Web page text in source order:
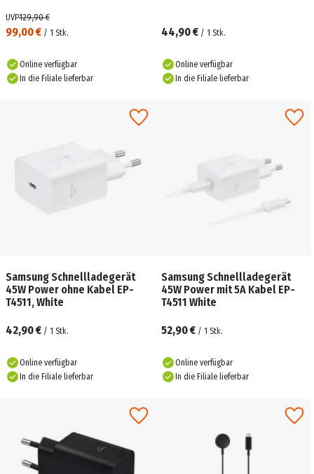
99,00 € / 1 Stk.
UVP129,90 €
Online verfügbar
In die Filiale lieferbar
44,90 € / 1 Stk.
Online verfügbar
In die Filiale lieferbar
Samsung Schnellladegerät
45W Power ohne Kabel EP-
T4511, White
42,90 € / 1 Stk.
Online verfügbar
In die Filiale lieferbar
Samsung Schnellladegerät
45W Power mit 5A Kabel EP-
T4511 White
52,90 € / 1 Stk.
Online verfügbar
In die Filiale lieferbar